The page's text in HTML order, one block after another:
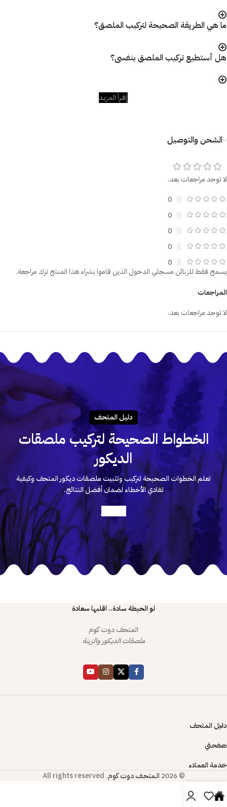
ما هي الطريقة الصحيحة لتركيب الملصق؟
هل أستطيع تركيب الملصق بنفسى؟
إقـرأ المزيـد
الشحن والتوصيل
لا توجد مراجعات بعد.
0
0
0
0
0
المراجعات
لا توجد مراجعات بعد.
يسمح فقط للزبائن مسجلي الدخول الذين قاموا بشراء هذا المنتج ترك مراجعة.
دليـل المتحـف
الخطواط الصحيحة لتركيب ملصقات
الديكور
تعلم الخطوات الصحيحة لتركيب وتثبيت ملصقات ديكور المتحف وكيفية
تفادي الأخطاء لضمان أفضل النتائج.
لو الحيطة سادة.. اقلبها سعادة
المتحف دوت كوم
ملصقات الديكور والزينة
دليل المتحف
صفحتي
خدمة العملاء
© 2026
الـمتحـف دوت كوم. All rights reserved